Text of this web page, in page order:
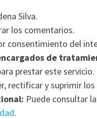
Silva.
los comentarios.
consentimiento del
de
prestar este servicio.
rectificar y suprimir
Puede consultar
.